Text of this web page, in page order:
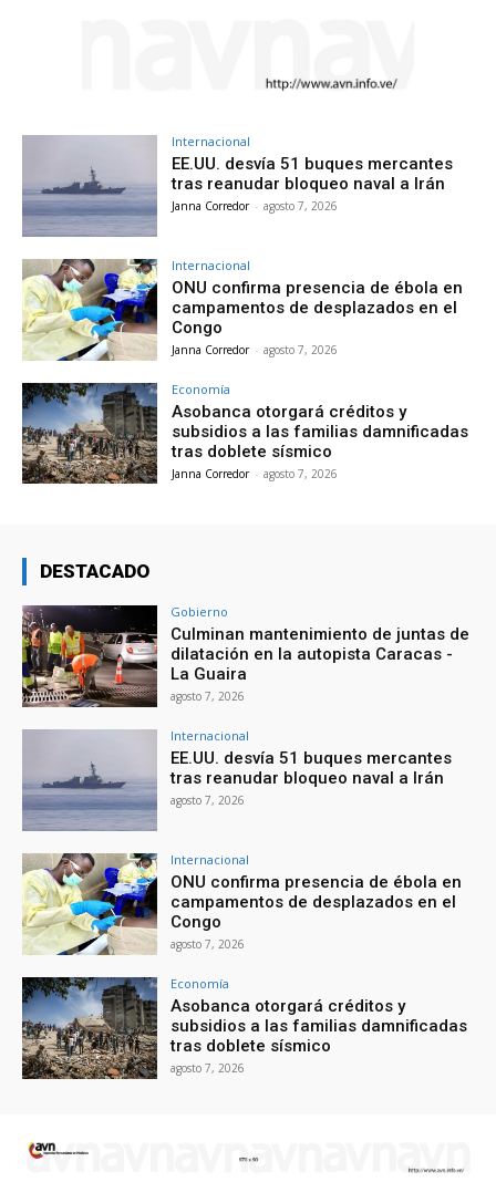
Internacional
EE.UU. desvía 51 buques mercantes
tras reanudar bloqueo naval a Irán
Janna Corredor - agosto 7, 2026
Internacional
ONU confirma presencia de ébola en
campamentos de desplazados en el
Congo
Janna Corredor - agosto 7, 2026
Economía
Asobanca otorgará créditos y
subsidios a las familias damnificadas
tras doblete sísmico
Janna Corredor - agosto 7, 2026
DESTACADO
Gobierno
Culminan mantenimiento de juntas de
dilatación en la autopista Caracas -
La Guaira
agosto 7, 2026
Internacional
EE.UU. desvía 51 buques mercantes
tras reanudar bloqueo naval a Irán
agosto 7, 2026
Internacional
ONU confirma presencia de ébola en
campamentos de desplazados en el
Congo
agosto 7, 2026
Economía
Asobanca otorgará créditos y
subsidios a las familias damnificadas
tras doblete sísmico
agosto 7, 2026